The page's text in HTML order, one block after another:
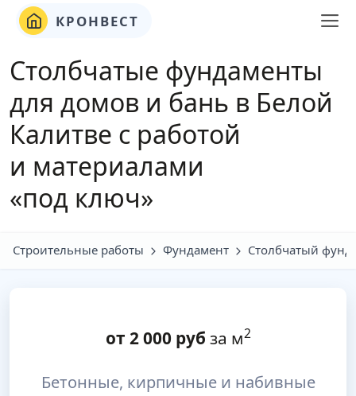
КРОНВЕСТ
Столбчатые фундаменты
для домов и бань в Белой
Калитве с работой
и материалами
«под ключ»
Строительные работы Фундамент Столбчатый
от 2 000руб за м2
Бетонные, кирпичные и набивные